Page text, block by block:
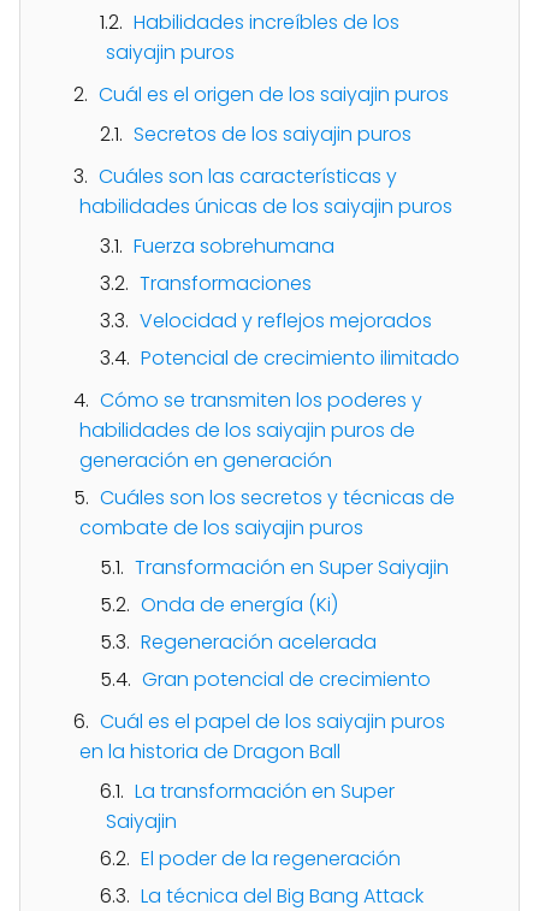
Habilidades increíbles de los
saiyajin puros
Cuál es el origen de los saiyajin puros
Secretos de los saiyajin puros
Cuáles son las características y
habilidades únicas de los saiyajin puros
Fuerza sobrehumana
Transformaciones
Velocidad y reflejos mejorados
Potencial de crecimiento ilimitado
Cómo se transmiten los poderes y
habilidades de los saiyajin puros de
generación en generación
Cuáles son los secretos y técnicas de
combate de los saiyajin puros
Transformación en Super Saiyajin
Onda de energía (Ki)
Regeneración acelerada
Gran potencial de crecimiento
Cuál es el papel de los saiyajin puros
en la historia de Dragon Ball
La transformación en Super
Saiyajin
El poder de la regeneración
La técnica del Big Bang Attack